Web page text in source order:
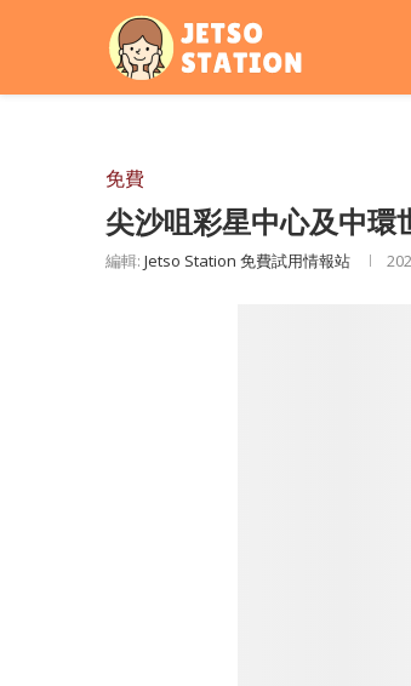
免費
尖沙咀彩星中心及中環
編輯: Jetso Station 免費試用情報站